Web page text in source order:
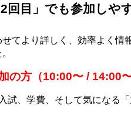
回目」でも参加しや
てより詳しく、効率よく情
の方（10:00〜 / 14:00〜
試、学費、そして気になる